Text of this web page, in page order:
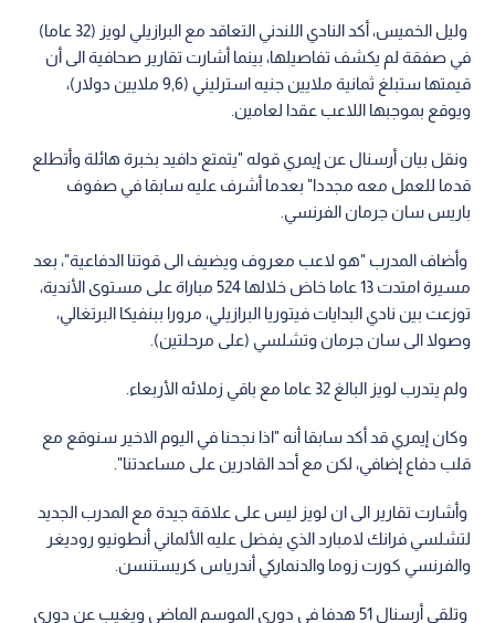
وليل الخميس، أكد النادي اللندني التعاقد مع البرازيلي لويز (32 عاما)
في صفقة لم يكشف تفاصيلها، بينما أشارت تقارير صحافية الى أن
قيمتها ستبلغ ثمانية ملايين جنيه استرليني (9,6 ملايين دولار)،
ويوقع بموجبها اللاعب عقدا لعامين.
ونقل بيان أرسنال عن إيمري قوله "يتمتع دافيد بخبرة هائلة وأتطلع
قدما للعمل معه مجددا" بعدما أشرف عليه سابقا في صفوف
باريس سان جرمان الفرنسي.
وأضاف المدرب "هو لاعب معروف ويضيف الى قوتنا الدفاعية"، بعد
مسيرة امتدت 13 عاما خاض خلالها 524 مباراة على مستوى الأندية،
توزعت بين نادي البدايات فيتوريا البرازيلي، مرورا ببنفيكا البرتغالي،
وصولا الى سان جرمان وتشلسي (على مرحلتين).
ولم يتدرب لويز البالغ 32 عاما مع باقي زملائه الأربعاء.
وكان إيمري قد أكد سابقا أنه "اذا نجحنا في اليوم الاخير سنوقع مع
قلب دفاع إضافي، لكن مع أحد القادرين على مساعدتنا".
وأشارت تقارير الى ان لويز ليس على علاقة جيدة مع المدرب الجديد
لتشلسي فرانك لامبارد الذي يفضل عليه الألماني أنطونيو روديغر
والفرنسي كورت زوما والدنماركي أندرياس كريستنسن.
وتلقى أرسنال 51 هدفا في دوري الموسم الماضي ويغيب عن دوري